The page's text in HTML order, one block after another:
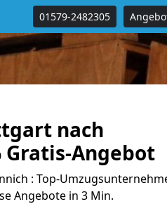
01579-2482305
nach
Gratis-Angebot
: Top-
Angebote in 3 Min.